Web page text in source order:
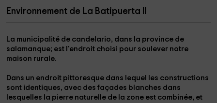
Environnement de La Batipuerta II
La municipalité de candelario, dans la province de
salamanque; est l'endroit choisi pour soulever notre
maison rurale.
Dans un endroit pittoresque dans lequel les constructions
sont identiques, avec des façades blanches dans
lesquelles la pierre naturelle de la zone est combinée, et